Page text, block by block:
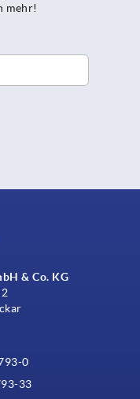
mehr!
& Co. KG
0
33